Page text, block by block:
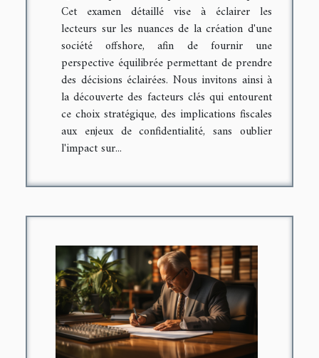
Cet examen détaillé vise à éclairer les
lecteurs sur les nuances de la création d'une
société offshore, afin de fournir une
perspective équilibrée permettant de prendre
des décisions éclairées. Nous invitons ainsi à
la découverte des facteurs clés qui entourent
ce choix stratégique, des implications fiscales
aux enjeux de confidentialité, sans oublier
l'impact sur...